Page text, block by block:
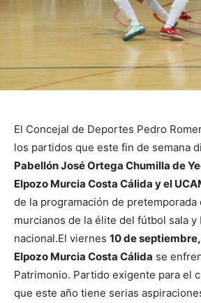
El Concejal de Deportes Pedro
los partidos que este fin de semana
Pabellón José Ortega Chumilla de
Elpozo Murcia Costa Cálida y el
de la programación de pretemporada
murcianos de la élite del fútbol sala y
nacional.El viernes 10 de
Elpozo Murcia Costa Cálida se
Patrimonio. Partido exigente para el
que este año tiene serias